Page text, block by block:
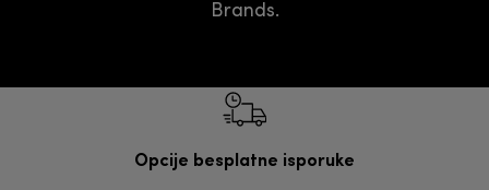
Brands.
Opcije besplatne isporuke